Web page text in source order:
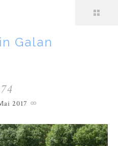
Galan
2017